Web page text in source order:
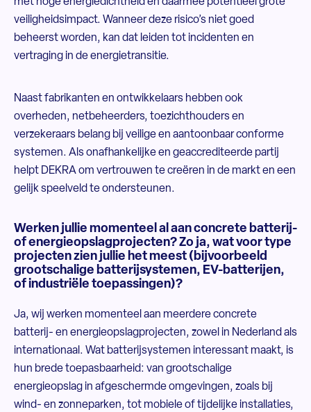
veiligheidsimpact. Wanneer deze risico’s niet goed
beheerst worden, kan dat leiden tot incidenten en
vertraging in de energietransitie.
Naast fabrikanten en ontwikkelaars hebben ook
overheden, netbeheerders, toezichthouders en
verzekeraars belang bij veilige en aantoonbaar conforme
systemen. Als onafhankelijke en geaccrediteerde partij
helpt DEKRA om vertrouwen te creëren in de markt en een
gelijk speelveld te ondersteunen.
Werken jullie momenteel al aan concrete batterij-
of energieopslagprojecten? Zo ja, wat voor type
projecten zien jullie het meest (bijvoorbeeld
grootschalige batterijsystemen, EV-batterijen,
of industriële toepassingen)?
Ja, wij werken momenteel aan meerdere concrete
batterij- en energieopslagprojecten, zowel in Nederland als
internationaal. Wat batterijsystemen interessant maakt, is
hun brede toepasbaarheid: van grootschalige
energieopslag in afgeschermde omgevingen, zoals bij
wind- en zonneparken, tot mobiele of tijdelijke installaties,